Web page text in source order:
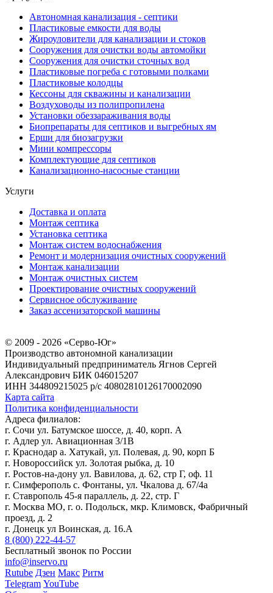
Автономная канализация - септики
Пластиковые емкости для воды
Жироуловители для канализации и стоков
Сооружения для очистки воды автомойки
Сооружения для очистки сточных вод
Пластиковые погреба с готовыми полками
Пластиковые колодцы
Кессоны для скважины и канализации
Воздуховоды из полипропилена
Установки обеззараживания воды
Биопрепараты для септиков и выгребных ям
Ерши для биозагрузки
Мини компрессоры
Комплектующие для септиков
Канализационно-насосные станции
Услуги
Доставка и оплата
Монтаж септика
Установка септика
Монтаж систем водоснабжения
Ремонт и модернизация очистных сооружений
Монтаж канализации
Монтаж очистных систем
Проектирование очистных сооружений
Сервисное обслуживание
Заказ ассенизаторской машины
© 2009 - 2026 «Серво-Юг»
Производство автономной канализации
Индивидуальный предприниматель Ягнов Сергей
Александрович БИК 046015207
ИНН 344809215025 р/с 40802810126170002090
Карта сайта
Политика конфиденциальности
Адреса филиалов:
г. Сочи ул. Батумское шоссе, д. 40, корп. А
г. Адлер ул. Авиационная 3/1В
г. Краснодар а. Хатукай, ул. Полевая, д. 90, корп Б
г. Новороссийск ул. Золотая рыбка, д. 10
г. Ростов-на-дону ул. Вавилова, д. 62, стр Г, оф. 11
г. Симферополь с. Фонтаны, ул. Чкалова д. 67/4а
г. Ставрополь 45-я параллель, д. 22, стр. Г
г. Москва МО, г. о. Подольск, мкр. Климовск, Фабричный
проезд, д. 2
г. Донецк ул Воинская, д. 16.А
8 (800) 222-44-57
Бесплатный звонок по России
info@inservo.ru
Rutube Дзен Макс Ритм
Telegram YouTube